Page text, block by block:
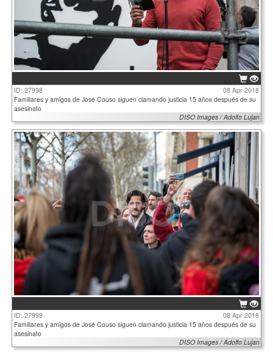
ID: 27998
08 Apr 2018
Familiares y amigos de José Couso siguen clamando justicia 15 años después de su
asesinato
DISO Images / Adolfo Lujan
ID: 27999
08 Apr 2018
Familiares y amigos de José Couso siguen clamando justicia 15 años después de su
asesinato
DISO Images / Adolfo Lujan